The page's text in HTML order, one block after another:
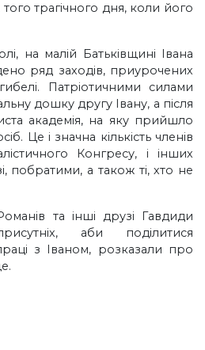
трагічного дня, коли його
на малій Батьківщині Івана
ряд заходів, приурочених
Патріотичними силами
дошку другу Івану, а після
академія, на яку прийшло
Це і значна кількість членів
Конгресу, і інших
побратими, а також ті, хто не
та інші друзі Гавдиди
аби поділитися
з Іваном, розказали про